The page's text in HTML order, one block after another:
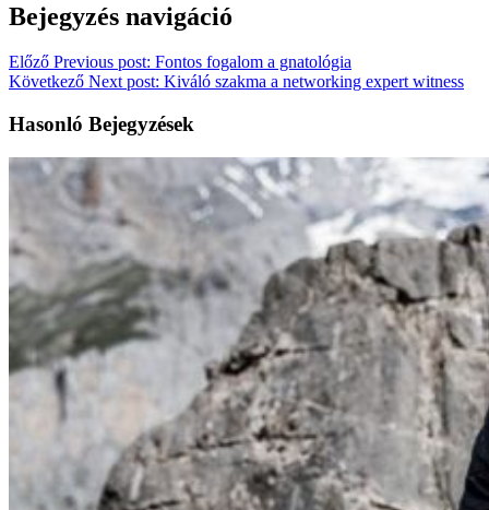
Bejegyzés navigáció
Előző Previous post: Fontos fogalom a gnatológia
Következő Next post: Kiváló szakma a networking expert witness
Hasonló Bejegyzések